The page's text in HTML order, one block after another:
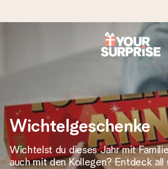
Heute bestellt, in 1
Wir bereiten dein Geschenk
blitzschnell – damit du es genau
überreichen kannst, wenn es am
4,8 (basierend auf +15.000
Wichtelgeschenke
Wichtelst du dieses Jahr mit
auch mit den Kollegen? Entdeck all